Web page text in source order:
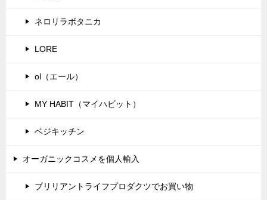
ネロリラボタニカ
LORE
ol（エール）
MY HABIT（マイハビット）
ベジキッチン
オーガニックコスメを個人輸入
ブリリアントライフプロダクツでお買い物